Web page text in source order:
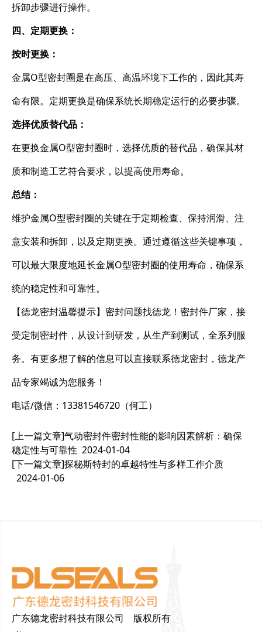
拆卸步骤进行操作。
四、定期更换：
按时更换：
金属O型密封圈是在高压、高温环境下工作的，因此其寿
命有限。定期更换是确保系统长期稳定运行的必要步骤。
选择优质替代品：
在更换金属O型密封圈时，选择优质的替代品，确保其材
质和制造工艺符合要求，以提高使用寿命。
总结：
维护金属O型密封圈的关键在于定期检查、保持润滑、注
意安装和拆卸，以及定期更换。通过遵循这些关键事项，
可以最大限度地延长金属O型密封圈的使用寿命，确保系
统的稳定性和可靠性。
【德龙密封温馨提示】密封问题找德龙！密封件厂家，接
受定制密封件，从设计到研发，从生产到测试，全系列服
务。有更多想了解的信息可以直接联系德龙密封，德龙产
品专家竭诚为您服务！
电话/微信：13381546720（何工）
[上一篇文章]气动密封件密封性能的影响因素解析：确保
稳定性与可靠性 2024-01-04
[下一篇文章]探秘斯特封的卓越特性与多样工作介质
2024-01-06
广东德龙密封科技有限公司 版权所有